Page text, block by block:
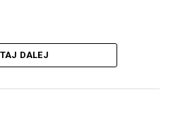
DALEJ